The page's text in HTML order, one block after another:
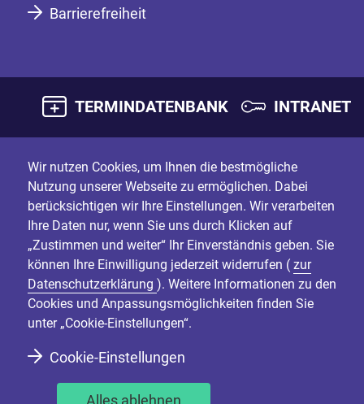
Barrierefreiheit
TERMINDATENBANK INTRANET
Wir nutzen Cookies, um Ihnen die bestmögliche
Nutzung unserer Webseite zu ermöglichen. Dabei
berücksichtigen wir Ihre Einstellungen. Wir verarbeiten
Ihre Daten nur, wenn Sie uns durch Klicken auf
„Zustimmen und weiter“ Ihr Einverständnis geben. Sie
können Ihre Einwilligung jederzeit widerrufen ( zur
Datenschutzerklärung ). Weitere Informationen zu den
Cookies und Anpassungsmöglichkeiten finden Sie
unter „Cookie-Einstellungen“.
Cookie-Einstellungen
Alles ablehnen